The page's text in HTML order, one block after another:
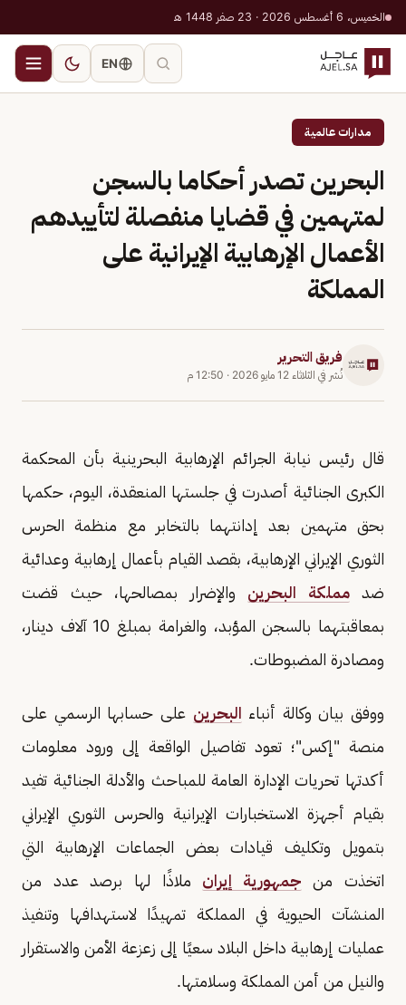
الخميس، 6 أغسطس 2026 · 23 صفر 1448 هـ
EN
مدارات عالمية
البحرين تصدر أحكاما بالسجن
لمتهمين في قضايا منفصلة لتأييدهم
الأعمال الإرهابية الإيرانية على
المملكة
فريق التحرير
نُشر في الثلاثاء 12 مايو 2026 · 12:50 م
قال رئيس نيابة الجرائم الإرهابية البحرينية بأن المحكمة
الكبرى الجنائية أصدرت في جلستها المنعقدة، اليوم، حكمها
بحق متهمين بعد إدانتهما بالتخابر مع منظمة الحرس
الثوري الإيراني الإرهابية، بقصد القيام بأعمال إرهابية وعدائية
ضدمملكة البحرين والإضرار بمصالحها، حيث قضت
بمعاقبتهما بالسجن المؤبد، والغرامة بمبلغ 10 آلاف دينار،
ومصادرة المضبوطات.
ووفق بيان وكالة أنباء البحرين على حسابها الرسمي على
منصة "إكس"؛ تعود تفاصيل الواقعة إلى ورود معلومات
أكدتها تحريات الإدارة العامة للمباحث والأدلة الجنائية تفيد
بقيام أجهزة الاستخبارات الإيرانية والحرس الثوري الإيراني
بتمويل وتكليف قيادات بعض الجماعات الإرهابية التي
اتخذت من جمهورية إيران ملاذًا لها برصد عدد من
المنشآت الحيوية في المملكة تمهيدًا لاستهدافها وتنفيذ
عمليات إرهابية داخل البلاد سعيًا إلى زعزعة الأمن والاستقرار
والنيل من أمن المملكة وسلامتها.